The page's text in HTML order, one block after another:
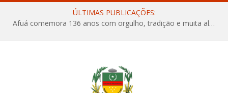
ÚLTIMAS PUBLICAÇÕES:
Afuá comemora 136 anos com orgulho, tradição e muita alegria na Quadra Dr. Nelson Salomão